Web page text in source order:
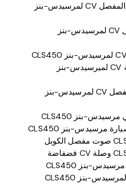
دعوى قضائية بشأن المفصل CV لمرسيدس-بنز
استبدال غلاف مفصل CV لمرسيدس-بنز
مجموعة غلاف وصلة CV لميرسيدس-بنز
زيت تشحيم غلاف مفصل CV لمرسيدس-بنز